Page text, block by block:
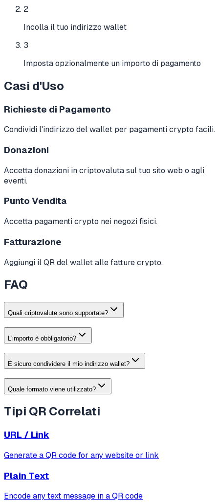
2
Incolla il tuo indirizzo wallet
3
Imposta opzionalmente un importo di pagamento
Casi d'Uso
Richieste di Pagamento
Condividi l'indirizzo del wallet per pagamenti crypto facili.
Donazioni
Accetta donazioni in criptovaluta sul tuo sito web o agli
eventi.
Punto Vendita
Accetta pagamenti crypto nei negozi fisici.
Fatturazione
Aggiungi il QR del wallet alle fatture crypto.
FAQ
Quali criptovalute sono supportate?
L'importo è obbligatorio?
È sicuro condividere il mio indirizzo wallet?
Quale formato viene utilizzato?
Tipi QR Correlati
URL / Link
Generate a QR code for any website or link
Plain Text
Encode any text message in a QR code